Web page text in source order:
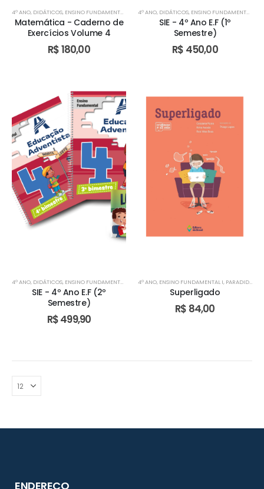
4º ANO, DIDÁTICOS, ENSINO FUNDAMENTAL I TURMA BILÍNGUE,TURMA BILÍNGUE,TURMA
Matemática - Caderno de
Exercícios Volume 4
R$180,00
4º ANO, DIDÁTICOS, ENSINO FUNDAMENTAL I
SIE - 4º Ano E.F (1º
Semestre)
R$ 450,00
4º ANO, DIDÁTICOS, ENSINO FUNDAMENTAL I TURMA BILÍNGUE, TURMA BILÍNGUE ,TURMA
SIE - 4º Ano E.F (2º
Semestre)
R$499,90
4º ANO, ENSINO FUNDAMENTAL I, PARADIDÁDITOS
Superligado
R$ 84,00
ENDEREÇO